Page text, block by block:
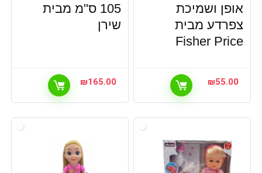
אופן ושמיכת
צפרדע מבית
Fisher Price
₪55.00
105 ס"מ מבית
שירן
₪165.00